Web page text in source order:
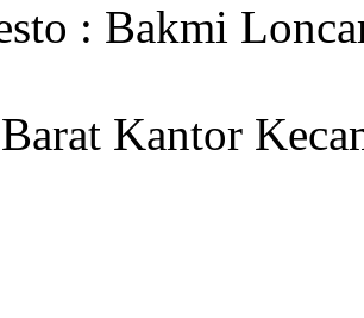
: Bakmi
Kantor